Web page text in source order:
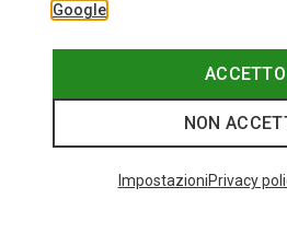
I più cercati
Google
ACCETTO
NON
ImpostazioniPrivacy